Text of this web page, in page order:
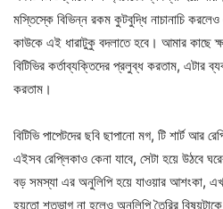
মস্তিস্কে বিভিন্ন রকম কুটবুদ্ধি নাচানাচি
কাউকে এই ধারাটুকু বদলাতে হবে। আমার কাছে
বিটিভির কর্তাব্যক্তিদের প্রলুব্ধ করতাম, এটার
করতাম।
বিটিভি পাপেটদের ছবি ছাপানো মগ, টি শার্ট আর
এইসব রেপ্লিকাও কেনা যাবে, সেটা হয়ে উঠবে
বড় সমস্যা এর অনুলিপি হয়ে যাওয়ার আশংকা,
হয়তো শতভাগ না হলেও অনুলিপি তৈরির